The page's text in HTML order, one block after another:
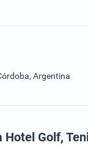
Argentina
Golf,